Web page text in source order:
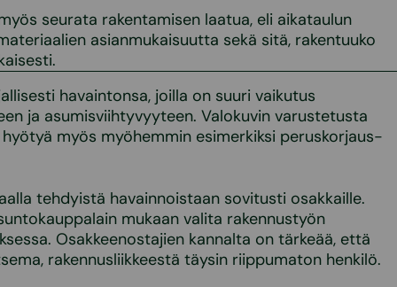
seurata rakentamisen laatua, eli aikataulun
asianmukaisuutta sekä sitä, rakentuuko
havaintonsa, joilla on suuri vaikutus
ja asumisviihtyvyyteen. Valokuvin varustetusta
myös myöhemmin esimerkiksi peruskorjaus-
tehdyistä havainnoistaan sovitusti osakkaille.
mukaan valita rakennustyön
Osakkeenostajien kannalta on tärkeää, että
rakennusliikkeestä täysin riippumaton henkilö.